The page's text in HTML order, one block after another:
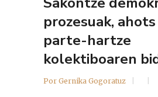
prozesuak,
parte-hartze
kolektiboaren
Por Gernika Gogoratuz